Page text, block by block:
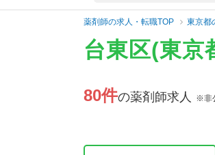
薬剤師の求人・転職TOP 東京都
台東区(東京
80件の薬剤師求人 ※非